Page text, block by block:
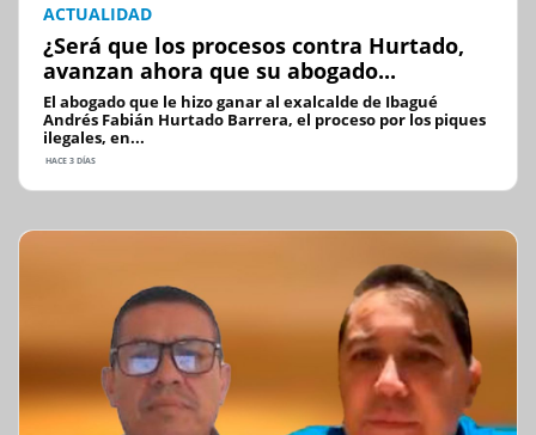
ACTUALIDAD
¿Será que los procesos contra Hurtado,
avanzan ahora que su abogado...
El abogado que le hizo ganar al exalcalde de Ibagué
Andrés Fabián Hurtado Barrera, el proceso por los piques
ilegales, en...
HACE 3 DÍAS